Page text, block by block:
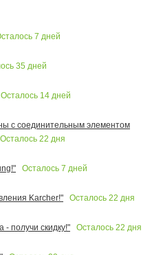
7 дней
35 дней
Осталось 14 дней
с соединительным элементом
Осталось 22 дня
Осталось 7 дней
Karcher!"
Осталось 22 дня
- получи скидку!"
Осталось 22 дня